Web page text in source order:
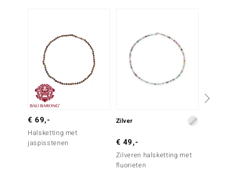
Collection
€ 69,-
Halsketting met
jaspisstenen
Zilver
€ 49,-
Zilveren halsketting met
fluorieten